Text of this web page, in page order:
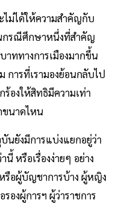
ม่ได้ให้ความสำคัญกับ
กรณีศึกษาหนึ่งที่สำคัญ
ททางการเมืองมากขึ้น
การที่เรามองย้อนกลับไป
องให้สิทธิมีความเท่า
ขนาดไหน
นยังมีการแบ่งแยกอยู่ว่า
หรือเรื่องง่ายๆ อย่าง
รือผู้บัญชาการบ้าง ผู้หญิง
องผู้การฯ ผู้ว่าราชการ